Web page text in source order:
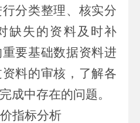
分类整理、核实分
缺失的资料及时补
要基础数据资料进
料的审核，了解各
成中存在的问题。
指标分析